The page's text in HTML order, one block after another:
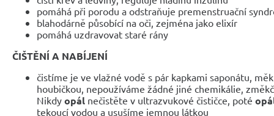
pomáhá při porodu a odstraňuje premenstruační
blahodárně působící na oči, zejména jako elixír
pomáhá uzdravovat staré rány
ČIŠTĚNÍ A NABÍJENÍ
čistíme je ve vlažné vodě s pár kapkami saponátu,
houbičkou, nepoužíváme žádné jiné chemikálie,
Nikdy opál nečistěte v ultrazvukové čističce, poté
tekoucí vodou a usušíme jemnou látkou